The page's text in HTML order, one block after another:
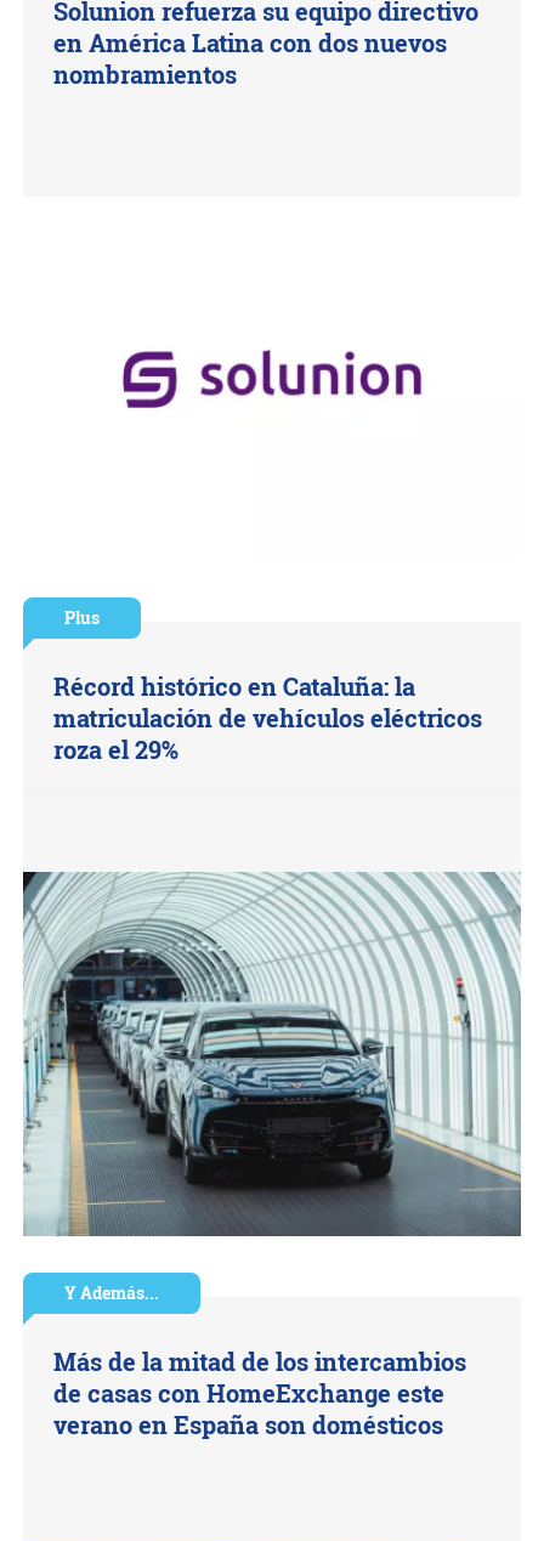
Solunion refuerza su equipo directivo
en América Latina con dos nuevos
nombramientos
Plus
Récord histórico en Cataluña: la
matriculación de vehículos eléctricos
roza el 29%
Y Además...
Más de la mitad de los intercambios
de casas con HomeExchange este
verano en España son domésticos